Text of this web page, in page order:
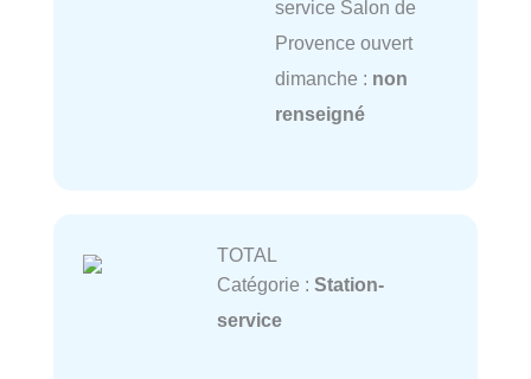
service Salon de
Provence ouvert
dimanche : non
renseigné
TOTAL
Catégorie : Station-
service